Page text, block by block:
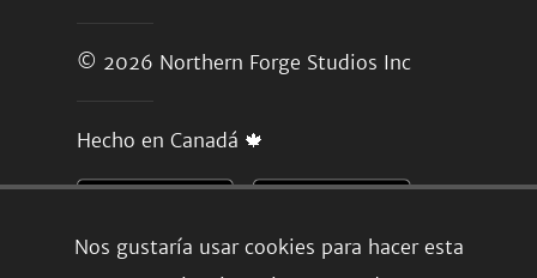
Nos gustaría usar cookies para hacer esta
© 2026 Northern Forge Studios Inc
Hecho en Canadá 🍁